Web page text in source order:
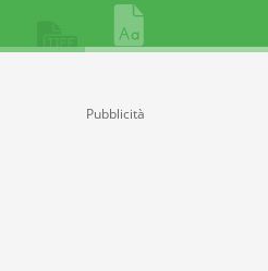
Pubblicità